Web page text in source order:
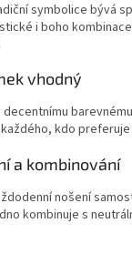
symbolice bývá
i boho
vhodný
kdo
a kombinování
nošení
kombinuje s